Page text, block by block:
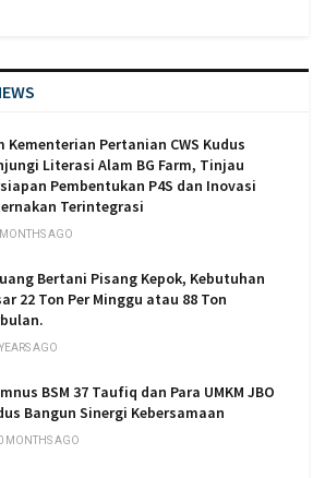
Kementerian Pertanian CWS Kudus
Literasi Alam BG Farm, Tinjau
Pembentukan P4S dan Inovasi
Terintegrasi
AGO
Bertani Pisang Kepok, Kebutuhan
22 Ton Per Minggu atau 88 Ton
AGO
BSM 37 Taufiq dan Para UMKM JBO
Bangun Sinergi Kebersamaan
MONTHS AGO